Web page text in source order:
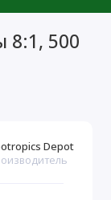
8:1, 500
Depot